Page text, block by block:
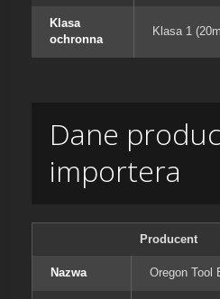
Klasa
ochronna
Klasa 1
Dane
importera
Producent
Nazwa Oregon Tool